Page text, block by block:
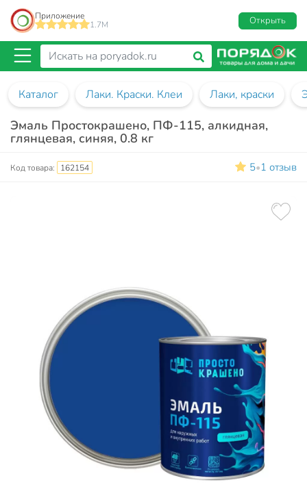
Приложение
1.7M
Открыть
Каталог Лаки. Краски. Клеи Лаки, краски
Эмаль Простокрашено, ПФ-115, алкидная,
глянцевая, синяя, 0.8 кг
Код товара: 162154 5•1 отзыв